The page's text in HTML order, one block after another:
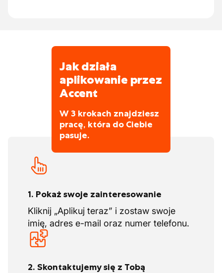
przyczynianie się do płynnego przebiegu
Jak działa
aplikowanie przez
Accent
W 3 krokach znajdziesz
pracę, która do Ciebie
pasuje.
1. Pokaż swoje zainteresowanie
Kliknij „Aplikuj teraz” i zostaw swoje
imię, adres e-mail oraz numer telefonu.
2. Skontaktujemy się z Tobą